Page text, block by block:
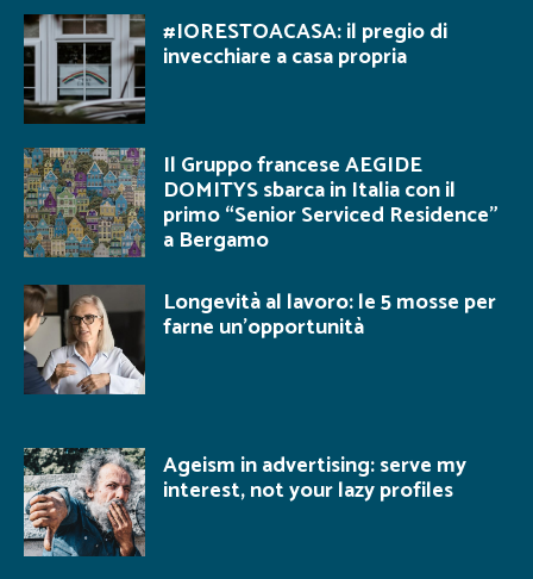
#IORESTOACASA: il pregio di
invecchiare a casa propria
Il Gruppo francese AEGIDE
DOMITYS sbarca in Italia con il
primo “Senior Serviced Residence”
a Bergamo
Longevità al lavoro: le 5 mosse per
farne un’opportunità
Ageism in advertising: serve my
interest, not your lazy profiles